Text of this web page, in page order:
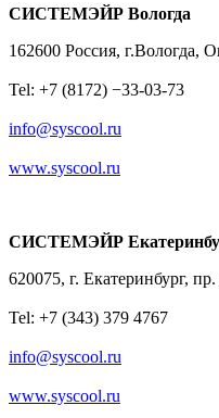
СИСТЕМЭЙР Вологда
162600 Россия, г.Вологда,
Tel: +7 (8172) −33-03-73
info@syscool.ru
www.syscool.ru
СИСТЕМЭЙР
620075, г. Екатеринбург,
Tel: +7 (343) 379 4767
info@syscool.ru
www.syscool.ru